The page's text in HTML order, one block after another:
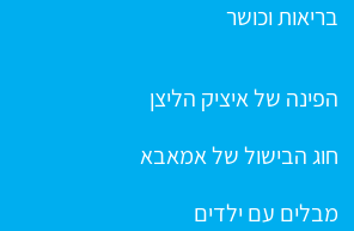
בריאות וכושר
הפינה של איציק הליצן
חוג הבישול של אמאבא
מבלים עם ילדים